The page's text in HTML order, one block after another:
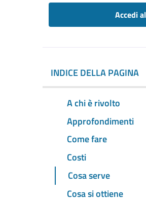
Accedi
INDICE DELLA PAGINA
A chi è rivolto
Approfondimenti
Come fare
Costi
Cosa serve
Cosa si ottiene